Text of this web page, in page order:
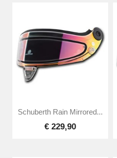
Schuberth Rain Mirrored...
€ 229,90